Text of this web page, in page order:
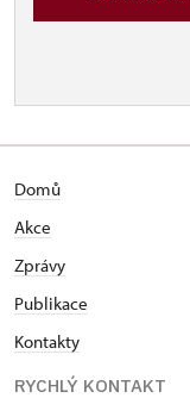
Domů
Akce
Zprávy
Publikace
Kontakty
RYCHLÝ KONTAKT